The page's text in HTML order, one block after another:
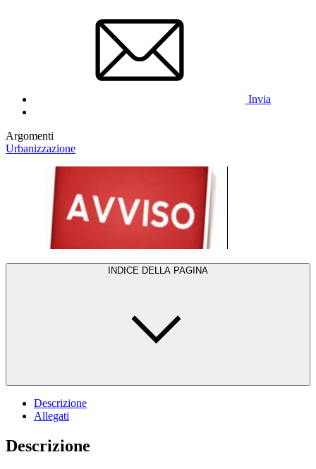
Invia
Argomenti
Urbanizzazione
INDICE DELLA PAGINA
Descrizione
Allegati
Descrizione